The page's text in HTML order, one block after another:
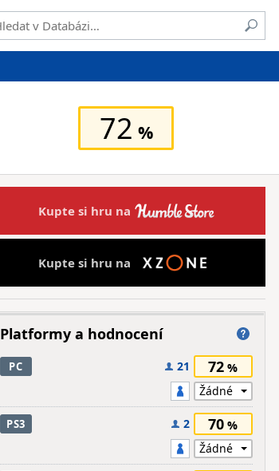
72
Kupte si hru na
Kupte si hru na
Platformy a hodnocení
PC 21 72
PS3 2 70